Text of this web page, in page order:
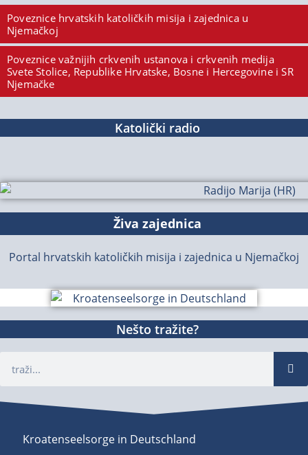
Poveznice hrvatskih katoličkih misija i zajednica u
Njemačkoj
Poveznice važnijih crkvenih ustanova i crkvenih medija
Svete Stolice, Republike Hrvatske, Bosne i Hercegovine i SR
Njemačke
Katolički radio
Živa zajednica
Portal hrvatskih katoličkih misija i zajednica u Njemačkoj
Nešto tražite?
Kroatenseelsorge in Deutschland